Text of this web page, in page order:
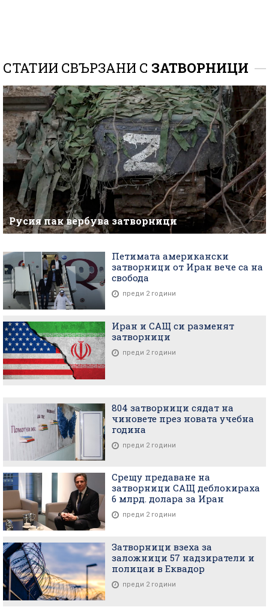
СТАТИИ СВЪРЗАНИ С ЗАТВОРНИЦИ
Русия пак вербува затворници
Петимата американски
затворници от Иран вече са на
свобода
преди 2 години
Иран и САЩ си разменят
затворници
преди 2 години
804 затворници сядат на
чиновете през новата учебна
година
преди 2 години
Срещу предаване на
затворници САЩ деблокираха
6 млрд. долара за Иран
преди 2 години
Затворници взеха за
заложници 57 надзиратели и
полицаи в Еквадор
преди 2 години